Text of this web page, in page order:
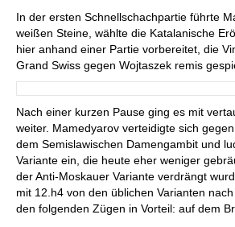
In der ersten Schnellschachpartie führte
weißen Steine, wählte die Katalanische
hier anhand einer Partie vorbereitet, die
Grand Swiss gegen Wojtaszek remis
Nach einer kurzen Pause ging es mit
weiter. Mamedyarov verteidigte sich
dem Semislawischen Damengambit und
Variante ein, die heute eher weniger
der Anti-Moskauer Variante verdrängt
mit 12.h4 von den üblichen Varianten
den folgenden Zügen in Vorteil: auf dem